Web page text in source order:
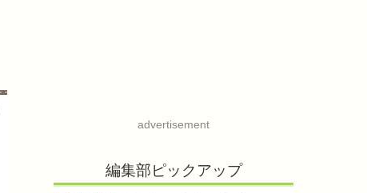
advertisement
編集部ピックアップ